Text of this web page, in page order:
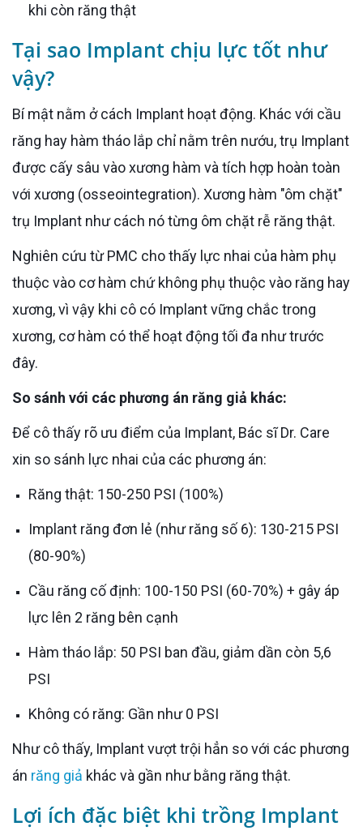
khi còn răng thật
Tại sao Implant chịu lực tốt như
vậy?
Bí mật nằm ở cách Implant hoạt động. Khác với cầu
răng hay hàm tháo lắp chỉ nằm trên nướu, trụ Implant
được cấy sâu vào xương hàm và tích hợp hoàn toàn
với xương (osseointegration). Xương hàm "ôm chặt"
trụ Implant như cách nó từng ôm chặt rễ răng thật.
Nghiên cứu từ PMC cho thấy lực nhai của hàm phụ
thuộc vào cơ hàm chứ không phụ thuộc vào răng hay
xương, vì vậy khi cô có Implant vững chắc trong
xương, cơ hàm có thể hoạt động tối đa như trước
đây.
So sánh với các phương án răng giả khác:
Để cô thấy rõ ưu điểm của Implant, Bác sĩ Dr. Care
xin so sánh lực nhai của các phương án:
Răng thật: 150-250 PSI (100%)
Implant răng đơn lẻ (như răng số 6): 130-215 PSI
(80-90%)
Cầu răng cố định: 100-150 PSI (60-70%) + gây áp
lực lên 2 răng bên cạnh
Hàm tháo lắp: 50 PSI ban đầu, giảm dần còn 5,6
PSI
Không có răng: Gần như 0 PSI
Như cô thấy, Implant vượt trội hẳn so với các phương
án răng giả khác và gần như bằng răng thật.
Lợi ích đặc biệt khi trồng Implant